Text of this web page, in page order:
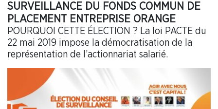
SURVEILLANCE DU FONDS COMMUN DE
PLACEMENT ENTREPRISE ORANGE
POURQUOI CETTE ÉLECTION ? La loi PACTE du
22 mai 2019 impose la démocratisation de la
représentation de l’actionnariat salarié.